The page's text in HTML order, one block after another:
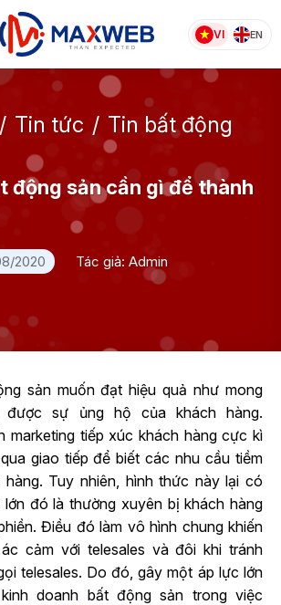
VI EN
/ Tin tức / Tin bất động
động sản cần gì để thành
2020
Tác giả: Admin
sản muốn đạt hiệu quả như mong
được sự ủng hộ của khách hàng.
marketing tiếp xúc khách hàng cực kì
giao tiếp để biết các nhu cầu tiềm
hàng. Tuy nhiên, hình thức này lại có
đó là thường xuyên bị khách hàng
Điều đó làm vô hình chung khiến
cảm với telesales và đôi khi tránh
telesales. Do đó, gây một áp lực lớn
doanh bất động sản trong việc